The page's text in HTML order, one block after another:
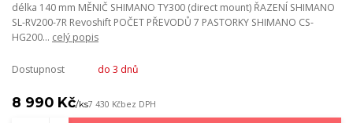
délka 140 mm MĚNIČ SHIMANO TY300 (direct mount) ŘAZENÍ SHIMANO
SL-RV200-7R Revoshift POČET PŘEVODŮ 7 PASTORKY SHIMANO CS-
HG200... celý popis
Dostupnost do 3 dnů
8 990 Kč/ks7 430 Kčbez DPH